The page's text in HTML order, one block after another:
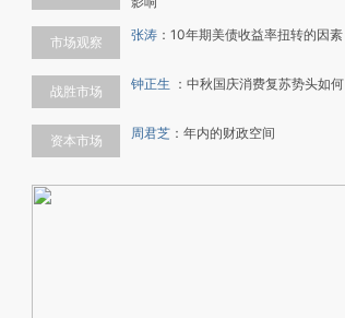
市场观察 张涛 ： 10年期美债收益率扭转的因素
战胜市场 钟正生 ： 中秋国庆消费复苏势头如何
资本市场 周君芝 ： 年内的财政空间